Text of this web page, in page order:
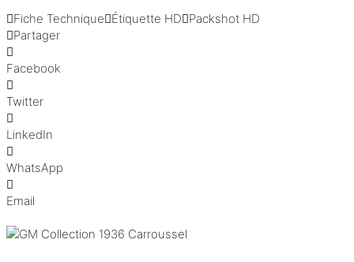
Fiche Technique Étiquette HD Packshot HD
Partager
Facebook
Twitter
LinkedIn
WhatsApp
Email